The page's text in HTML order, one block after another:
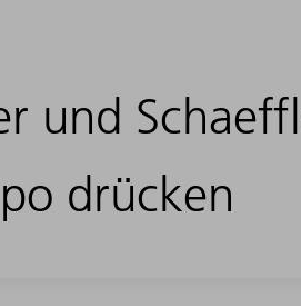
und
drücken